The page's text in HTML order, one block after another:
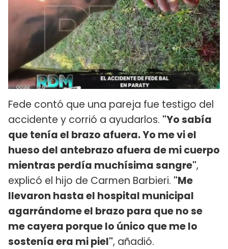
Fede contó que una pareja fue testigo del
accidente y corrió a ayudarlos. "Yo sabía
que tenía el brazo afuera. Yo me vi el
hueso del antebrazo afuera de mi cuerpo
mientras perdía muchísima sangre",
explicó el hijo de Carmen Barbieri. "Me
llevaron hasta el hospital municipal
agarrándome el brazo para que no se
me cayera porque lo único que me lo
sostenía era mi piel", añadió.